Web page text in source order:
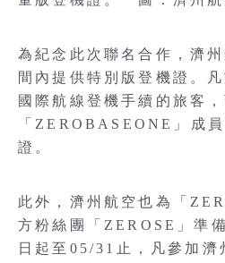
為紀念此次聯名合作，濟
間內提供特別版登機證。
國際航線登機手續的旅客
「ZEROBASEONE」成
證。
此外，濟州航空也為「
方粉絲團「ZEROSE」準
日起至05/31止，凡參加濟